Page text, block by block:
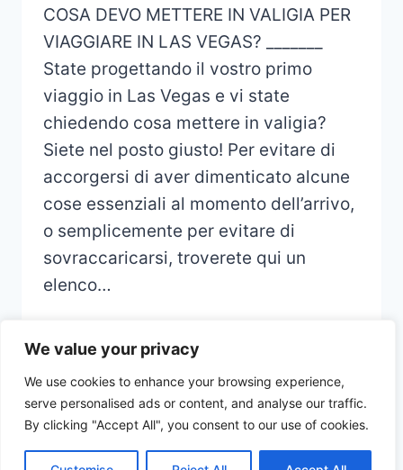
We value your privacy
We use cookies to enhance your browsing experience,
serve personalised ads or content, and analyse our traffic.
By clicking "Accept All", you consent to our use of cookies.
COSA DEVO METTERE IN VALIGIA PER
VIAGGIARE IN LAS VEGAS? _______
State progettando il vostro primo
viaggio in Las Vegas e vi state
chiedendo cosa mettere in valigia?
Siete nel posto giusto! Per evitare di
accorgersi di aver dimenticato alcune
cose essenziali al momento dell’arrivo,
o semplicemente per evitare di
sovraccaricarsi, troverete qui un
elenco…
© 2026 CHECKLIST VOYAGE - Thème
WordPress parKadence WP